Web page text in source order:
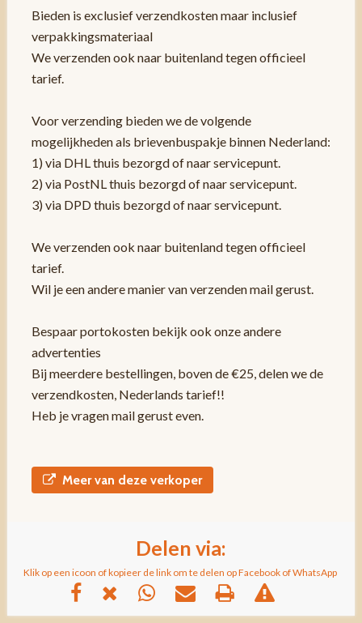
Bieden is exclusief verzendkosten maar inclusief
verpakkingsmateriaal
We verzenden ook naar buitenland tegen officieel
tarief.
Voor verzending bieden we de volgende
mogelijkheden als brievenbuspakje binnen Nederland:
1) via DHL thuis bezorgd of naar servicepunt.
2) via PostNL thuis bezorgd of naar servicepunt.
3) via DPD thuis bezorgd of naar servicepunt.
We verzenden ook naar buitenland tegen officieel
tarief.
Wil je een andere manier van verzenden mail gerust.
Bespaar portokosten bekijk ook onze andere
advertenties
Bij meerdere bestellingen, boven de €25, delen we de
verzendkosten, Nederlands tarief!!
Heb je vragen mail gerust even.
Meer van deze verkoper
Delen via:
Klik op een icoon of kopieer de link om te delen op Facebook of WhatsApp